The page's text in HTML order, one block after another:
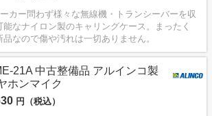
カー問わず様々な無線機・トランシーバーを収
能なナイロン製のキャリングケース。まったく
品なので傷や汚れは一切ありません。
21A 中古整備品 アルインコ製
ホンマイク
円（税込）